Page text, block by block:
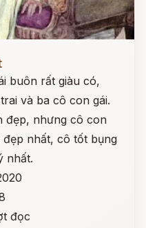
buôn rất giàu có,
và ba cô con gái.
đẹp, nhưng cô con
đẹp nhất, cô tốt bụng
nhất.
đọc